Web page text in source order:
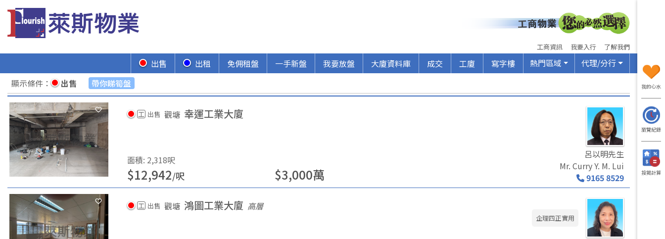
工商資訊 我要入行 了解我們
出售 出租 免佣租盤 一手新盤 我要放盤 大廈資料庫 成交 工廈 寫字樓 熱門區域
代理/分行
顯示條件 ： 出售 帶你睇筍盤
工 出售 觀塘 幸運工業大廈
面積: 2,318呎
$12,942/呎 $3,000萬
呂以明先生
Mr. Curry Y. M. Lui
9165 8529
工 出售 觀塘 鴻圖工業大廈 高層
企理四正實用
我的心水
瀏覽紀錄
按揭計算